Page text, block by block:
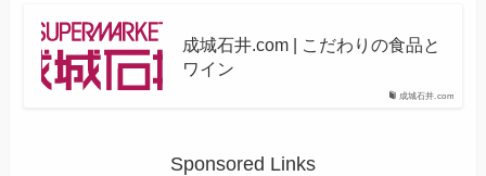
成城石井.com
成城石井.com | こだわりの食品と
ワイン
Sponsored Links